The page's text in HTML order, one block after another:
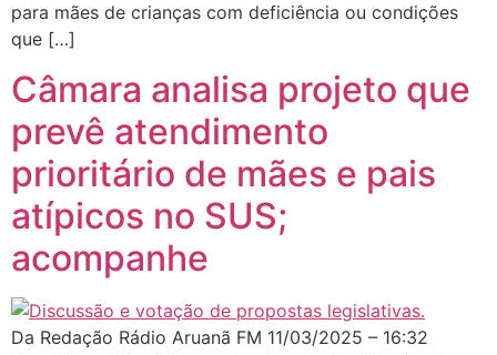
para mães de crianças com deficiência ou condições
que […]
Câmara analisa projeto que
prevê atendimento
prioritário de mães e pais
atípicos no SUS;
acompanhe
Da Redação Rádio Aruanã FM 11/03/2025 – 16:32